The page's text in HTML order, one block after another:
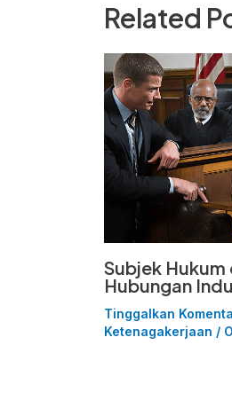
Related
Subjek Hukum
Hubungan
Tinggalkan
Ketenagakerjaan /